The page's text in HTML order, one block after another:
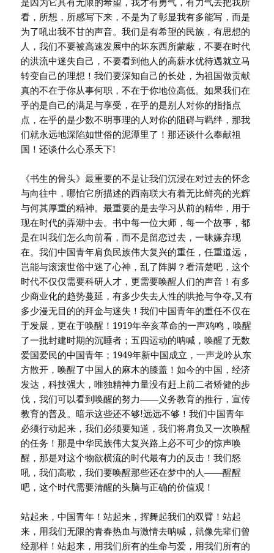
看，所想，所感写下来，不是为了彰显我有多能写，而是
为了吼出我不甘的声音。我们是有希望的民族，有思想的
人，我们不要被高速发展中的坏东西所蒙蔽，不要在时代
的洪流中迷失自己，不要看到他人的高薪水优待遇就立马
转变自己的理想！我们要深知自己的长处，为祖国做贡献
真的不在于你从事何职，不在于你地位高低。如果我们在
乎的是自己的满足与享受，在乎的是别人对你的指指点
点，在乎的是少数不明事理的人对你的阻碍与羁绊，那我
们就永远地深陷如世俗的泥潭里了！那还谈什么奉献祖
国！还谈什么心系天下!
《书生的骨头》最重要的不是让我们沉浸在对过去的怀念
与向往中，哪怕它所描述的西南联大有着无比鲜亮的光辉
与何其厚重的精神。最重要的是去学习从前的精华，用于
现在时代的弄潮中去。书中每一位大师，每一个故事，都
是在叫我们怎么向前看，而不是留恋过去，一昧嫌弃现
在。我们中国青年肩负民族伟大复兴的重任，任重道远，
岂能与滚滚世俗中迷了心神，乱了阵脚？看清楚吧，这个
时代不仅仅需要科研人才，更需要唤醒人们的声音！有多
少商业化的趋势蔓延，有多少失去人性的哄抢与争夺,又有
多少漫无目的的拜金与迷失！我们中国青年的重任不仅在
于发展，更在于唤醒！1919年辛亥革命的一声鸡鸣，唤醒
了一批封建时期的沉睡者；五四运动的呐喊，唤醒了无数
爱国爱民的中国青年；1949年新中国成立，一声龙吟从东
方散开，唤醒了中国人的麻木的膝盖！如今的中国，经济
发达，科技强大，唯独精神力量没有赶上前二者矫健的步
伐，我们可以看到唤醒的努力——义务教育的推行，宣传
教育的普及。暗示这些还不够!远远不够！我们中国青年
必须行动起来，我们必须要知道，我们将肩负又一次唤醒
的任务！那是中华民族伟大复兴路上必不可少的惊声唤
醒，那是对这个物欲横流的时代最有力的反击！我们怒
吼，我们高歌，我们要唤醒那些还在梦中的人——醒醒
吧，这个时代需要清醒的头脑与正确的价值观！
站起来，中国青年！站起来，挥舞起我们的双臂！站起
来，用我们无限的青春热血与激情去呐喊，就像先辈们曾
经那样！站起来，用我们所有的生命与爱，用我们所有的